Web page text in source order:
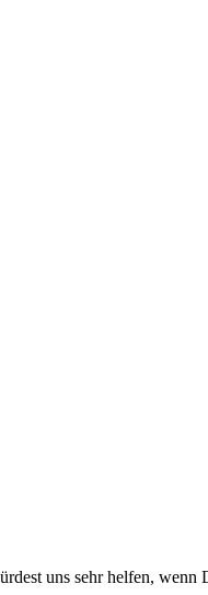
uns sehr helfen, wenn